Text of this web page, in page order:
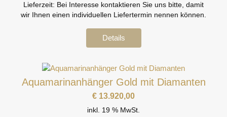
Lieferzeit: Bei Interesse kontaktieren Sie uns bitte, damit
wir Ihnen einen individuellen Liefertermin nennen können.
Details
Aquamarinanhänger Gold mit Diamanten
€ 13.920,00
inkl. 19 % MwSt.